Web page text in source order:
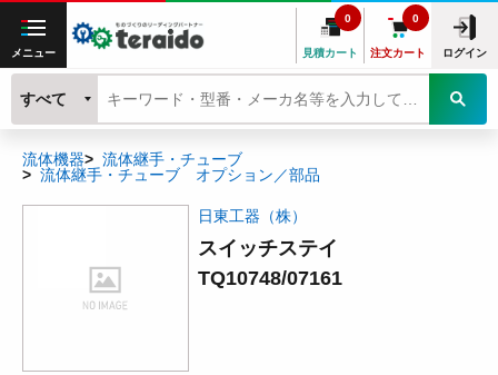
メニュー 見積カート
0
注文カート
0
ログイン
すべて
流体機器
流体継手・チューブ
流体継手・チューブ オプション／部品
日東工器（株）
スイッチステイ
TQ10748/07161